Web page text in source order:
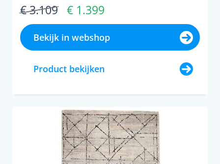
€ 3.109 € 1.399
Bekijk in webshop
Product bekijken